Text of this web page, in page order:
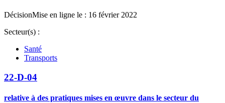
DécisionMise en ligne le : 16 février 2022
Secteur(s) :
Santé
Transports
22-D-04
relative à des pratiques mises en œuvre dans le secteur du